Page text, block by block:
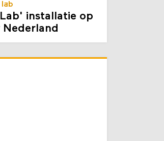
installatie op
Nederland